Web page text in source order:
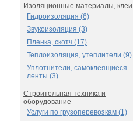
Изоляционные материалы, клеи
Гидроизоляция (6)
Звукоизоляция (3)
Пленка, скотч (17)
Теплоизоляция, утеплители (9)
Уплотнители, самоклеящиеся
ленты (3)
Строительная техника и
оборудование
Услуги по грузоперевозкам (1)